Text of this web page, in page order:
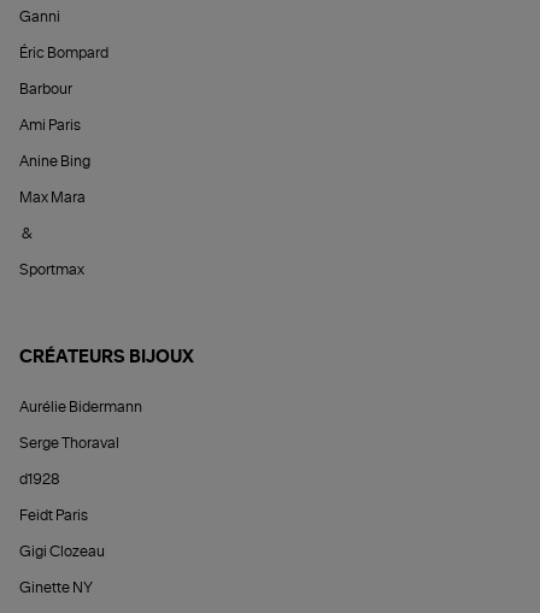
Ganni
Éric Bompard
Barbour
Ami Paris
Anine Bing
Max Mara
&
Sportmax
CRÉATEURS BIJOUX
Aurélie Bidermann
Serge Thoraval
d1928
Feidt Paris
Gigi Clozeau
Ginette NY